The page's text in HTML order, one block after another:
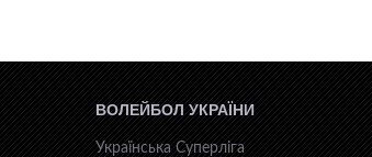
ВОЛЕЙБОЛ УКРАЇНИ
Українська Суперліга